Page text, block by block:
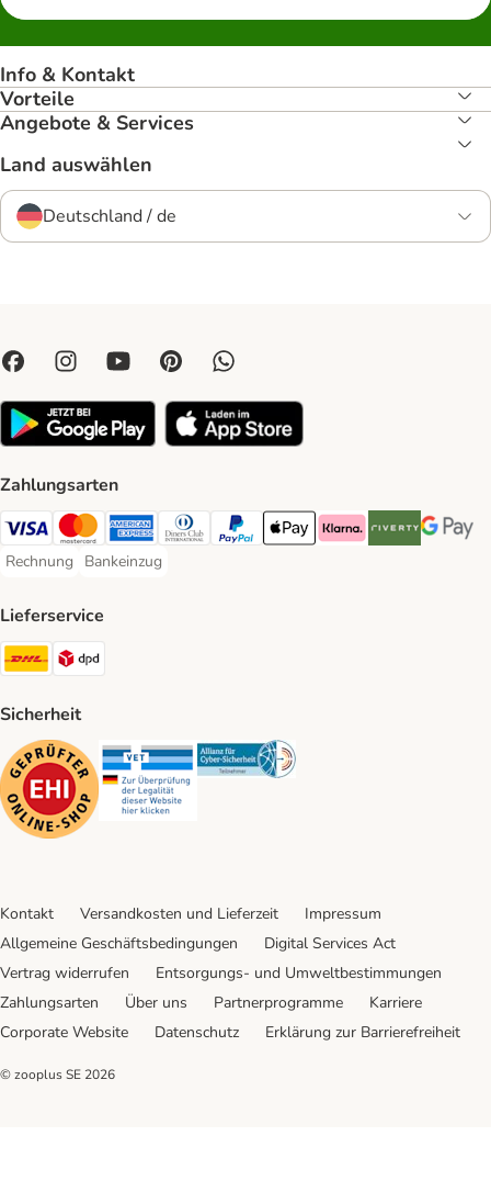
Info & Kontakt
Vorteile
Angebote & Services
Land auswählen
Deutschland / de
Zahlungsarten
Visa Payment Method
Mastercard Payment Method
American Express Payment Method
Diners Club Payment Method
PayPal Payment Method
Apple Pay Payment Method
Klarna Payment Method
Riverty Payment
Google
Rechnung
Rechnung Payment Method
Bankeinzug
Bankeinzug Payment Method
Lieferservice
DHL Shipping Method
Sicherheit
Security Security Security
Kontakt Versandkosten und Lieferzeit
Impressum
Allgemeine Geschäftsbedingungen
Digital Services Act
Vertrag widerrufen
Entsorgungs- und Umweltbestimmungen
Zahlungsarten
Über uns Partnerprogramme
Karriere
Corporate Website
Datenschutz Erklärung zur Barrierefreiheit
© zooplus SE 2026